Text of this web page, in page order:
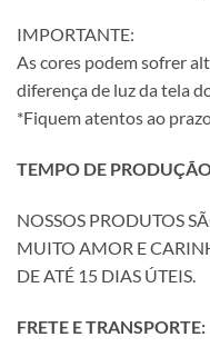
IMPORTANTE:
As cores podem sofrer
diferença de luz da tela
*Fiquem atentos ao
TEMPO DE
NOSSOS PRODUTOS
MUITO AMOR E
DE ATÉ 15 DIAS ÚTEIS.
FRETE E TRANSPORTE: